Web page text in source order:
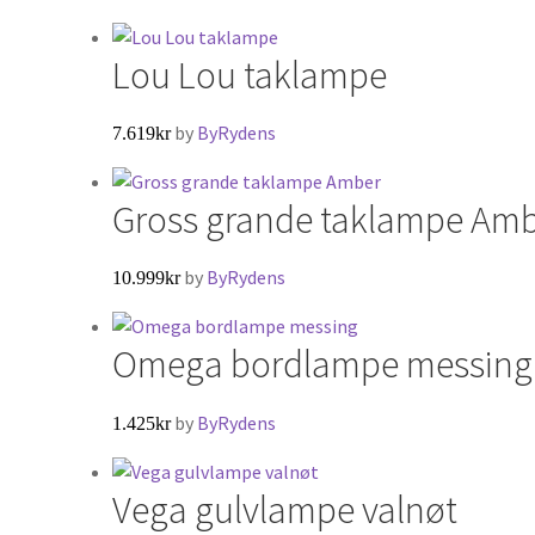
Lou Lou taklampe
7.619kr by ByRydens
Gross grande taklampe
10.999kr by ByRydens
Omega bordlampe messing
1.425kr by ByRydens
Vega gulvlampe valnøt